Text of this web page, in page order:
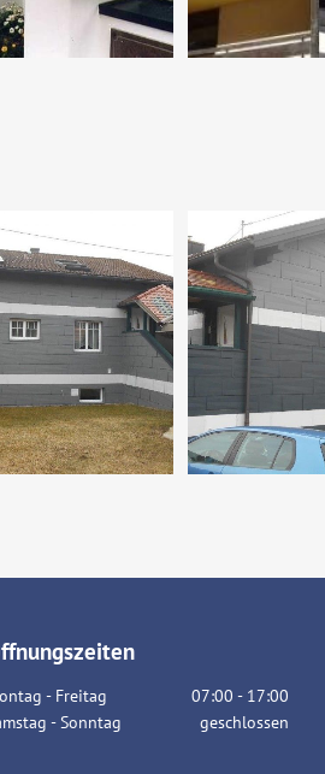
- Freitag
07:00 - 17:00
- Sonntag
geschlossen